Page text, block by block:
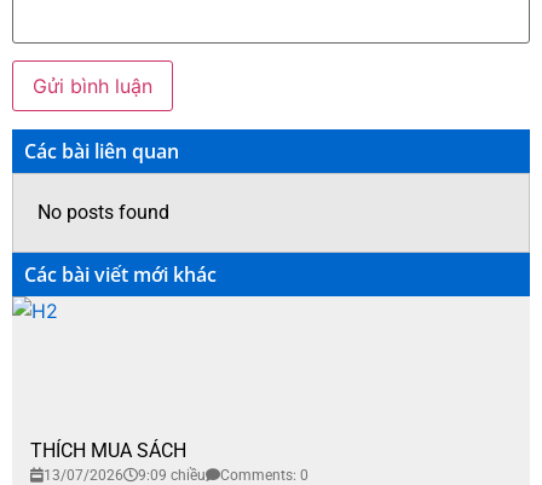
Các bài liên quan
No posts found
Các bài viết mới khác
THÍCH MUA SÁCH
13/07/2026 9:09 chiều Comments: 0